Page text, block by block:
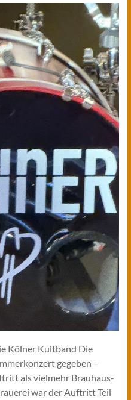
Kölner Kultband Die
gegeben –
als vielmehr Brauhaus-
war der Auftritt Teil